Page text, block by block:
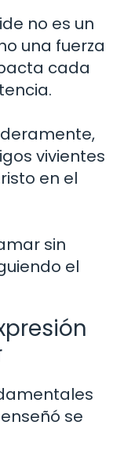
no es un
una fuerza
cada
vivientes
en el
sin
el
se